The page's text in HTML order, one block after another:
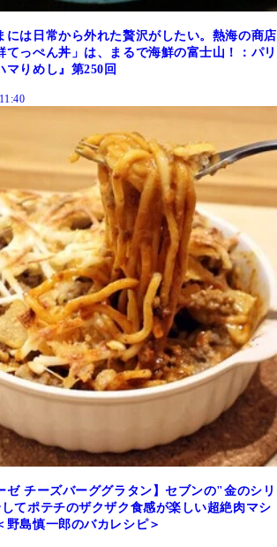
には日常から外れた贅沢がしたい。熱海の商店
てっぺん丼」は、まるで海鮮の富士山！：パリ
マりめし』第250回
ゼ チーズバーググラタン】セブンの"金のシリ
てポテチのザクザク食感が楽しい超絶肉マシ
野島慎一郎のバカレシピ＞